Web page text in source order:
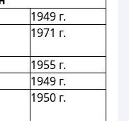
1949 г.
1971 г.
1955 г.
1949 г.
1950 г.